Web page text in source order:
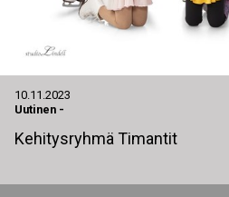
10.11.2023
Uutinen -
Kehitysryhmä Timantit